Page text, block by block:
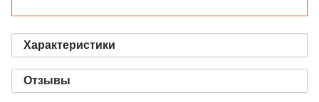
Характеристики
Отзывы